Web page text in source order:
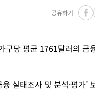
공유하기
구당 평균 1761달러의 금
실태조사 및 분석·평가’